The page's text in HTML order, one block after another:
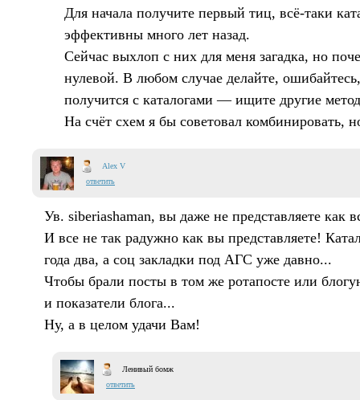
Для начала получите первый тиц, всё-таки
эффективны много лет назад.
Сейчас выхлоп с них для меня загадка, но
нулевой. В любом случае делайте,
получится с каталогами — ищите другие
На счёт схем я бы советовал комбинировать,
Alex V
ответить
Ув. siberiashaman, вы даже не представляете как
И все не так радужно как вы представляете!
года два, а соц закладки под АГС уже давно...
Чтобы брали посты в том же ротапосте или
и показатели блога...
Ну, а в целом удачи Вам!
Ленивый бомж
ответить